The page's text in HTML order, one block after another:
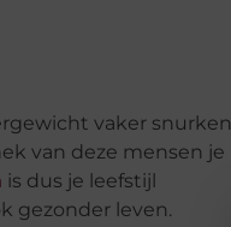
vaker snurken
van deze mensen je
is dus je leefstijl
gezonder leven.